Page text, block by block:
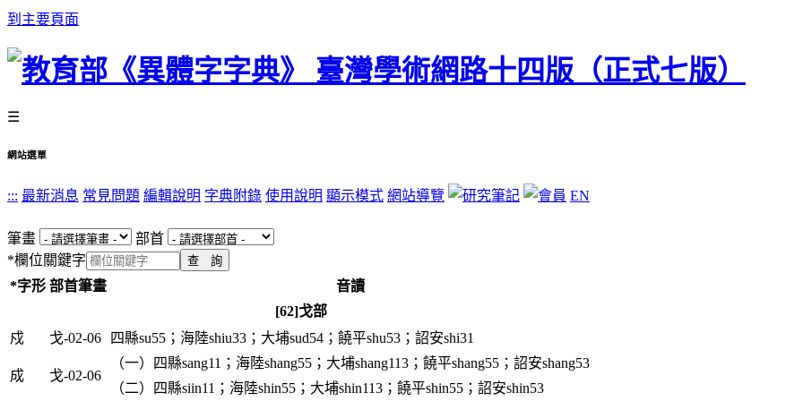
到主要頁面
☰
網站選單
::: 最新消息 常見問題 編輯說明 字典附錄 使用說明 顯示模式 網站導覽
EN
筆畫
部首
*欄位關鍵字
*字形 部首筆畫
音讀
[62]戈部
戍
戈-02-06 四縣su55；海陸shiu33；大埔sud54；饒平shu53；詔安shi31
成 戈-02-06
（一）四縣sang11；海陸shang55；大埔shang113；饒平shang55；詔安shang53
（二）四縣siin11；海陸shin55；大埔shin113；饒平shin55；詔安shin53